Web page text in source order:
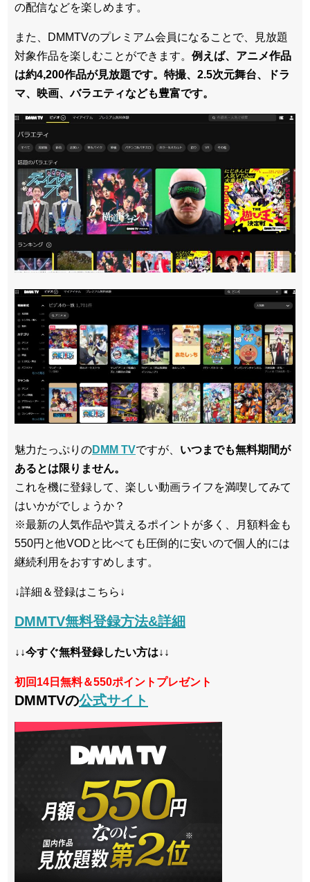
の配信などを楽しめます。
また、DMMTVのプレミアム会員になることで、見放題
対象作品を楽しむことができます。 例えば、アニメ作品
は約4,200作品が見放題です。特撮、2.5次元舞台、ドラ
マ、映画、バラエティなども豊富です。
魅力たっぷりのDMM TVですが、 いつまでも無料期間が
あるとは限りません。
これを機に登録して、楽しい動画ライフを満喫してみて
はいかがでしょうか？
※最新の人気作品や貰えるポイントが多く、月額料金も
550円と他VODと比べても圧倒的に安いので個人的には
継続利用をおすすめします。
↓詳細＆登録はこちら↓
DMMTV無料登録方法&詳細
↓↓今すぐ無料登録したい方は↓↓
初回14日無料＆550ポイントプレゼント
DMMTVの公式サイト